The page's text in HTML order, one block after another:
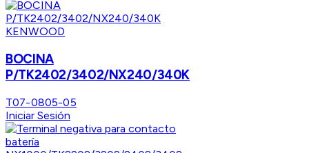
KENWOOD
BOCINA
P/TK2402/3402/NX240/340K
T07-0805-05
Iniciar Sesión